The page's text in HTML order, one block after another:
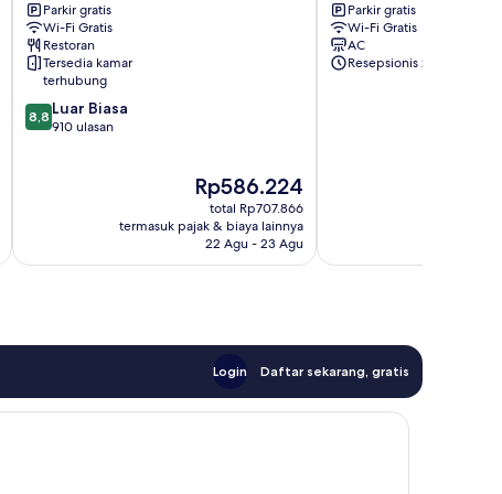
City
Rie
Adhakhir
Parkir gratis
Wi-Fi Gratis
Restoran
Tersedia kamar
terhubung
8.8
dari
8,8 Luar Biasa
910 ulasan
Harga
sekarang
Rp586.224
Rp586.224
total Rp707.866
termasuk pajak & biaya lainnya
22 Agu - 23 Agu
Al
Aziziyah
Parkir gratis
Wi-Fi Gratis
AC
Resepsionis 24/7
Login Daftar sekarang, gratis